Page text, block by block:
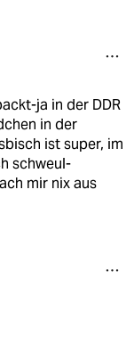
ja in der DDR
in der
ist super, im
schweul-
mir nix aus